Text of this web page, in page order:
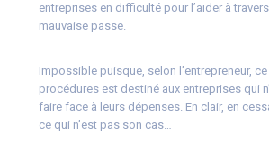
entreprises en difficulté pour l’aider à
mauvaise passe.
Impossible puisque, selon l’entrepreneur,
procédures est destiné aux entreprises qui
faire face à leurs dépenses. En clair, en
ce qui n’est pas son cas…